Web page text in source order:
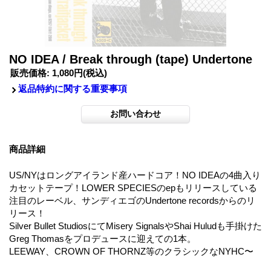
NO IDEA / Break through (tape) Undertone
販売価格: 1,080円(税込)
返品特約に関する重要事項
商品詳細
US/NYはロングアイランド産ハードコア！NO IDEAの4曲入り
カセットテープ！LOWER SPECIESのepもリリースしている
注目のレーベル、サンディエゴのUndertone recordsからのリ
リース！
Silver Bullet StudiosにてMisery SignalsやShai Huludも手掛けた
Greg Thomasをプロデュースに迎えての1本。
LEEWAY、CROWN OF THORNZ等のクラシックなNYHC〜